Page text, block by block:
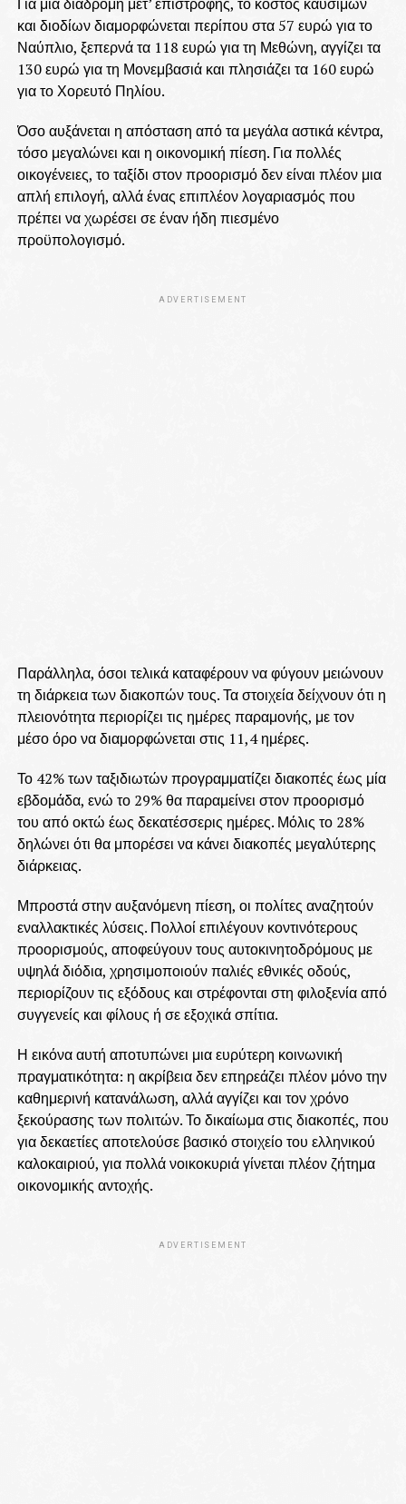
και διοδίων διαμορφώνεται περίπου στα 57 ευρώ για το
Ναύπλιο, ξεπερνά τα 118 ευρώ για τη Μεθώνη, αγγίζει τα
130 ευρώ για τη Μονεμβασιά και πλησιάζει τα 160 ευρώ
για το Χορευτό Πηλίου.
Όσο αυξάνεται η απόσταση από τα μεγάλα αστικά κέντρα,
τόσο μεγαλώνει και η οικονομική πίεση. Για πολλές
οικογένειες, το ταξίδι στον προορισμό δεν είναι πλέον μια
απλή επιλογή, αλλά ένας επιπλέον λογαριασμός που
πρέπει να χωρέσει σε έναν ήδη πιεσμένο
προϋπολογισμό.
ADVERTISEMENT
Παράλληλα, όσοι τελικά καταφέρουν να φύγουν μειώνουν
τη διάρκεια των διακοπών τους. Τα στοιχεία δείχνουν ότι η
πλειονότητα περιορίζει τις ημέρες παραμονής, με τον
μέσο όρο να διαμορφώνεται στις 11,4 ημέρες.
Το 42% των ταξιδιωτών προγραμματίζει διακοπές έως μία
εβδομάδα, ενώ το 29% θα παραμείνει στον προορισμό
του από οκτώ έως δεκατέσσερις ημέρες. Μόλις το 28%
δηλώνει ότι θα μπορέσει να κάνει διακοπές μεγαλύτερης
διάρκειας.
Μπροστά στην αυξανόμενη πίεση, οι πολίτες αναζητούν
εναλλακτικές λύσεις. Πολλοί επιλέγουν κοντινότερους
προορισμούς, αποφεύγουν τους αυτοκινητοδρόμους με
υψηλά διόδια, χρησιμοποιούν παλιές εθνικές οδούς,
περιορίζουν τις εξόδους και στρέφονται στη φιλοξενία από
συγγενείς και φίλους ή σε εξοχικά σπίτια.
Η εικόνα αυτή αποτυπώνει μια ευρύτερη κοινωνική
πραγματικότητα: η ακρίβεια δεν επηρεάζει πλέον μόνο την
καθημερινή κατανάλωση, αλλά αγγίζει και τον χρόνο
ξεκούρασης των πολιτών. Το δικαίωμα στις διακοπές, που
για δεκαετίες αποτελούσε βασικό στοιχείο του ελληνικού
καλοκαιριού, για πολλά νοικοκυριά γίνεται πλέον ζήτημα
οικονομικής αντοχής.
ADVERTISEMENT